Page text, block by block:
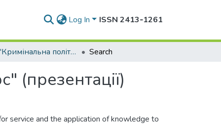
Log In ISSN 2413‑1261
Курс "Кримінальна політика: (дез) організуя хаос" (презентації) Search
(презентації)
service and the application of knowledge to